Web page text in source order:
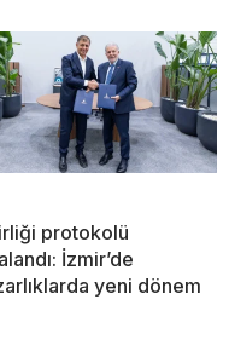
protokolü
İzmir’de
yeni dönem